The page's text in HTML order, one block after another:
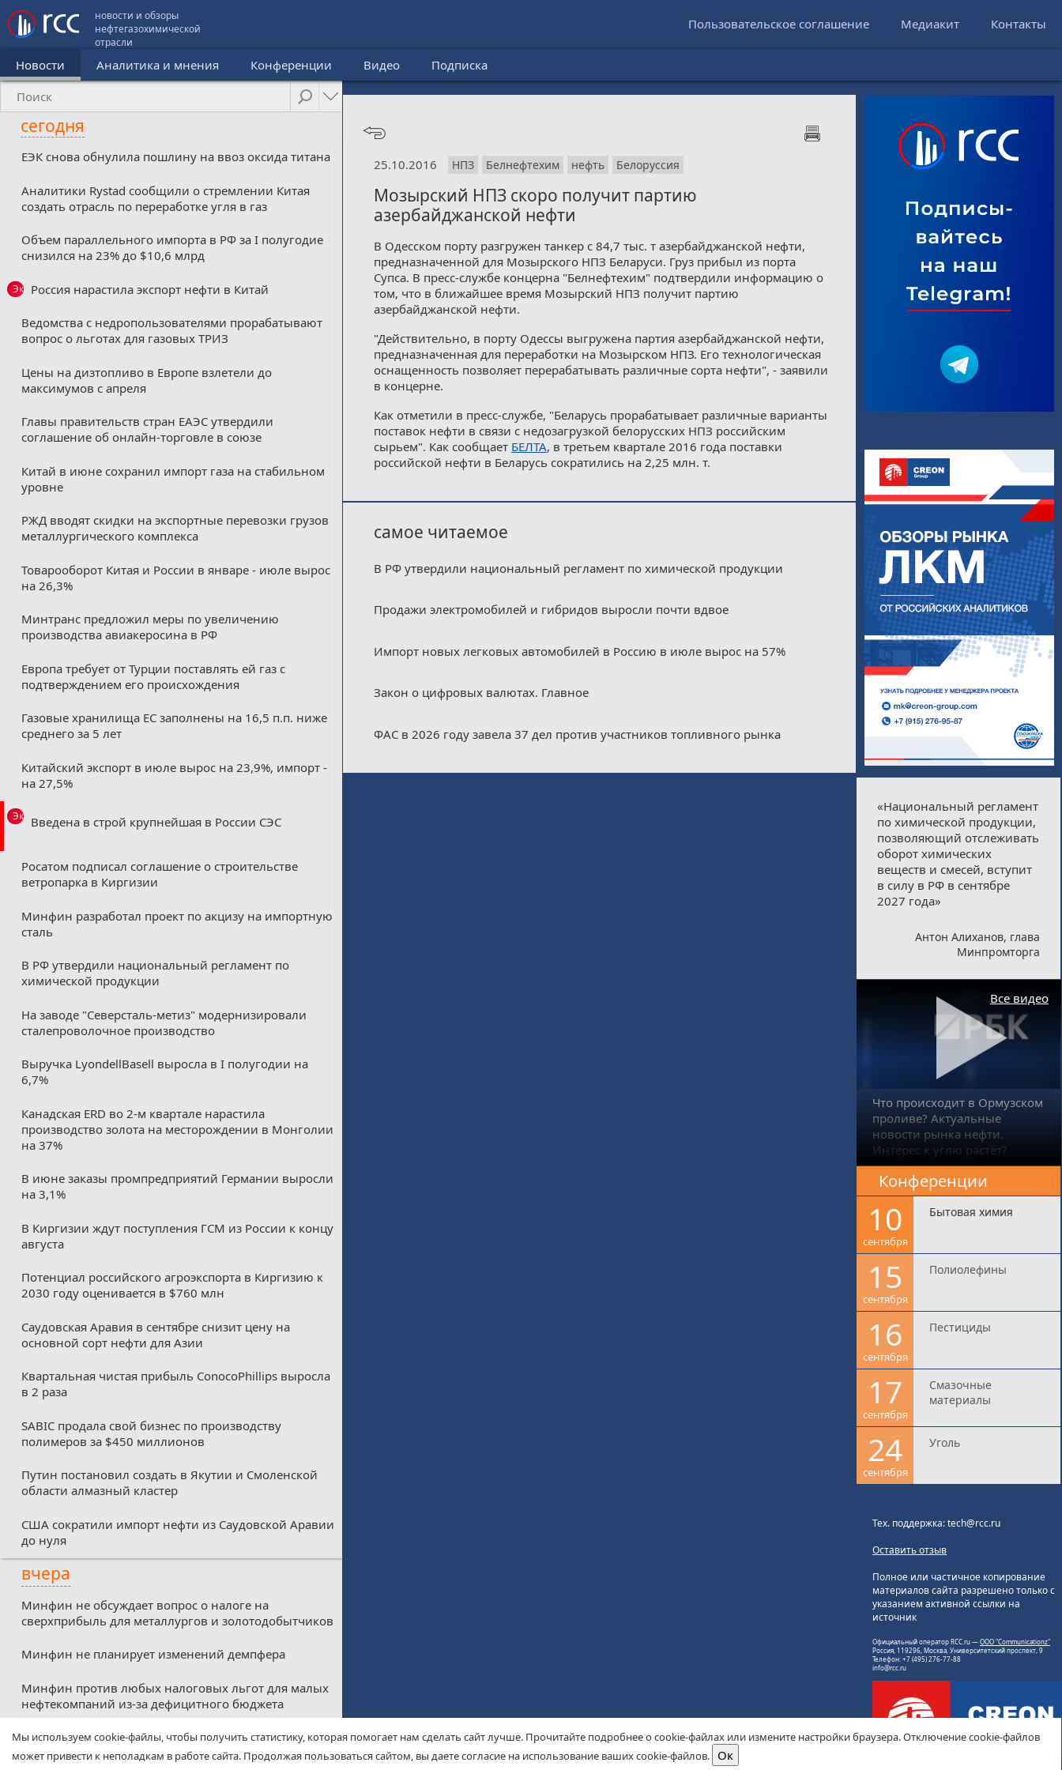
новости и обзоры
нефтегазохимической
отрасли
Пользовательское соглашение Медиакит Контакты
Новости Аналитика и мнения Конференции Видео Подписка
сегодня
ЕЭК снова обнулила пошлину на ввоз оксида титана
Аналитики Rystad сообщили о стремлении Китая
создать отрасль по переработке угля в газ
Объем параллельного импорта в РФ за I полугодие
снизился на 23% до $10,6 млрд
Эксклюзив
Россия нарастила экспорт нефти в Китай
Ведомства с недропользователями прорабатывают
вопрос о льготах для газовых ТРИЗ
Цены на дизтопливо в Европе взлетели до
максимумов с апреля
Главы правительств стран ЕАЭС утвердили
соглашение об онлайн-торговле в союзе
Китай в июне сохранил импорт газа на стабильном
уровне
РЖД вводят скидки на экспортные перевозки грузов
металлургического комплекса
Товарооборот Китая и России в январе - июле вырос
на 26,3%
Минтранс предложил меры по увеличению
производства авиакеросина в РФ
Европа требует от Турции поставлять ей газ с
подтверждением его происхождения
Газовые хранилища ЕС заполнены на 16,5 п.п. ниже
среднего за 5 лет
Китайский экспорт в июле вырос на 23,9%, импорт -
на 27,5%
Эксклюзив
Введена в строй крупнейшая в России СЭС
Росатом подписал соглашение о строительстве
ветропарка в Киргизии
Минфин разработал проект по акцизу на импортную
сталь
В РФ утвердили национальный регламент по
химической продукции
На заводе "Северсталь-метиз" модернизировали
сталепроволочное производство
Выручка LyondellBasell выросла в I полугодии на
6,7%
Канадская ERD во 2-м квартале нарастила
производство золота на месторождении в Монголии
на 37%
В июне заказы промпредприятий Германии выросли
на 3,1%
В Киргизии ждут поступления ГСМ из России к концу
августа
Потенциал российского агроэкспорта в Киргизию к
2030 году оценивается в $760 млн
Саудовская Аравия в сентябре снизит цену на
основной сорт нефти для Азии
Квартальная чистая прибыль ConocoPhillips выросла
в 2 раза
SABIC продала свой бизнес по производству
полимеров за $450 миллионов
Путин постановил создать в Якутии и Смоленской
области алмазный кластер
США сократили импорт нефти из Саудовской Аравии
до нуля
вчера
Минфин не обсуждает вопрос о налоге на
сверхприбыль для металлургов и золотодобытчиков
Минфин не планирует изменений демпфера
Минфин против любых налоговых льгот для малых
нефтекомпаний из-за дефицитного бюджета
Соглашение о свободной торговле между ЕАЭС и
ОАЭ вступит в силу с 6 октября
25.10.2016 НПЗ Белнефтехим нефть Белоруссия
Мозырский НПЗ скоро получит партию
азербайджанской нефти
В Одесском порту разгружен танкер с 84,7 тыс. т азербайджанской нефти,
предназначенной для Мозырского НПЗ Беларуси. Груз прибыл из порта
Супса. В пресс-службе концерна "Белнефтехим" подтвердили информацию о
том, что в ближайшее время Мозырский НПЗ получит партию
азербайджанской нефти.
"Действительно, в порту Одессы выгружена партия азербайджанской нефти,
предназначенная для переработки на Мозырском НПЗ. Его технологическая
оснащенность позволяет перерабатывать различные сорта нефти", - заявили
в концерне.
Как отметили в пресс-службе, "Беларусь прорабатывает различные варианты
поставок нефти в связи с недозагрузкой белорусских НПЗ российским
сырьем". Как сообщает БЕЛТА, в третьем квартале 2016 года поставки
российской нефти в Беларусь сократились на 2,25 млн. т.
самое читаемое
В РФ утвердили национальный регламент по химической продукции
Продажи электромобилей и гибридов выросли почти вдвое
Импорт новых легковых автомобилей в Россию в июле вырос на 57%
Закон о цифровых валютах. Главное
ФАС в 2026 году завела 37 дел против участников топливного рынка
«Национальный регламент
по химической продукции,
позволяющий отслеживать
оборот химических
веществ и смесей, вступит
в силу в РФ в сентябре
2027 года»
Антон Алиханов, глава
Минпромторга
Что происходит в Ормузском
проливе? Актуальные
новости рынка нефти.
Интерес к углю растёт?
Все видео
Конференции
10
сентября
Бытовая химия
15
сентября
Полиолефины
16
сентября
Пестициды
17
сентября
Смазочные
материалы
24
сентября
Уголь
Тех. поддержка: tech@rcc.ru
Оставить отзыв
Полное или частичное копирование
материалов сайта разрешено только с
указанием активной ссылки на
источник
Официальный оператор RCC.ru —ООО "Communicationz"
Россия, 119296, Москва, Университетский проспект, 9
Телефон: +7 (495) 276-77-88
info@rcc.ru
Мы используем cookie-файлы, чтобы получить статистику, которая помогает нам сделать сайт лучше. Прочитайте подробнее о cookie-файлах или измените настройки браузера. Отключение cookie-файлов
может привести к неполадкам в работе сайта. Продолжая пользоваться сайтом, вы даете согласие на использование ваших cookie-файлов.